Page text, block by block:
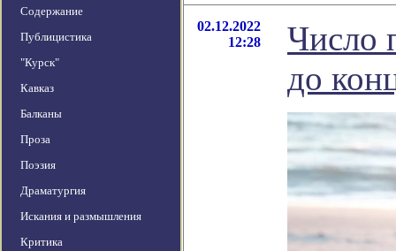
Содержание
Публицистика
"Курск"
Кавказ
Балканы
Проза
Поэзия
Драматургия
Искания и размышления
Критика
02.12.2022
12:28
Число
до